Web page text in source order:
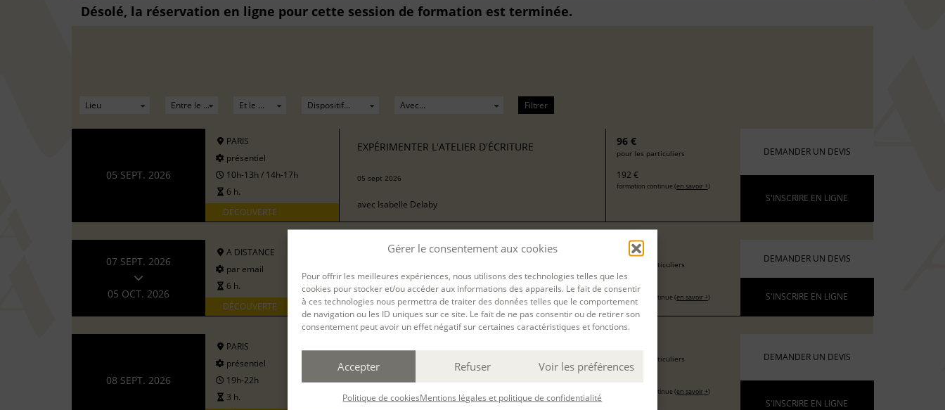
Gérer le consentement aux cookies
Pour offrir les meilleures expériences, nous utilisons des technologies telles que les
cookies pour stocker et/ou accéder aux informations des appareils. Le fait de consentir
à ces technologies nous permettra de traiter des données telles que le comportement
de navigation ou les ID uniques sur ce site. Le fait de ne pas consentir ou de retirer son
consentement peut avoir un effet négatif sur certaines caractéristiques et fonctions.
Accepter Refuser Voir les préférences
Politique de cookiesMentions légales et politique de confidentialité
Désolé, la réservation en ligne pour cette session de formation est terminée.
Filtrer
05 SEPT. 2026
PARIS
présentiel
10h-13h / 14h-17h
6 h.
DÉCOUVERTE
EXPÉRIMENTER L'ATELIER D'ÉCRITURE
05 sept 2026
avec Isabelle Delaby
96 €
pour les particuliers
192 €
formation continue (en savoir +)
DEMANDER UN DEVIS
S'INSCRIRE EN LIGNE
07 SEPT. 2026
05 OCT. 2026
A DISTANCE
par email
6 h.
DÉCOUVERTE
EXPÉRIMENTER L'ATELIER D'ÉCRITURE
avecIsabelle Rossignol
136 €
pour les particuliers
272 €
formation continue (en savoir +)
DEMANDER UN DEVIS
S'INSCRIRE EN LIGNE
08 SEPT. 2026
PARIS
présentiel
19h-22h
3 h.
EXPÉRIMENTER L'ATELIER D'ÉCRITURE
08 sept 2026
pour les particuliers
formation continue (en savoir +)
DEMANDER UN DEVIS
S'INSCRIRE EN LIGNE